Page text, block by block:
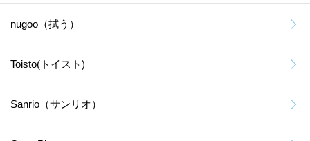
nugoo（拭う）
Toisto(トイスト)
Sanrio（サンリオ）